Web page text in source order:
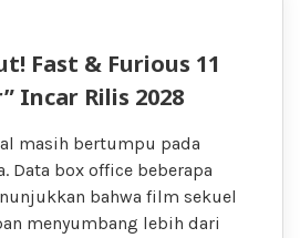
Fast & Furious 11
Incar Rilis 2028
masih bertumpu pada
Data box office beberapa
bahwa film sekuel
menyumbang lebih dari